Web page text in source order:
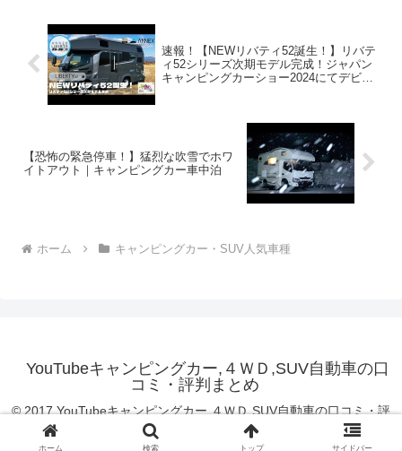
速報！【NEWリバティ52誕生！】リバテ
ィ52シリーズ次期モデル完成！ジャパン
キャンピングカーショー2024にてデビュ
【恐怖の緊急停車！】猛烈な吹雪でホワ
イトアウト｜キャンピングカー車中泊
ホーム キャンピングカー・SUV人気車種
YouTubeキャンピングカー,４ＷＤ,SUV自動車の口
コミ・評判まとめ
© 2017 YouTubeキャンピングカー,４ＷＤ,SUV自動車の口コミ・評
ホーム 検索 トップ サイドバー